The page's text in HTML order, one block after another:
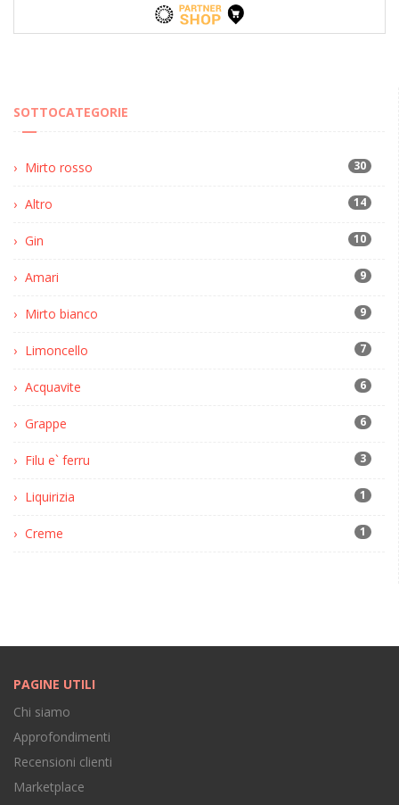
SOTTOCATEGORIE
Mirto rosso 30
Altro 14
Gin 10
Amari 9
Mirto bianco 9
Limoncello 7
Acquavite 6
Grappe 6
Filu e` ferru 3
Liquirizia 1
Creme 1
PAGINE UTILI
Chi siamo
Approfondimenti
Recensioni clienti
Marketplace